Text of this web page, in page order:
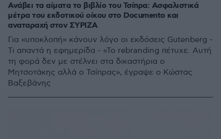
Ανάβει τα αίματα το βιβλίο του Τσίπρα: Ασφαλιστικά
μέτρα του εκδοτικού οίκου στο Documento και
αναταραχή στον ΣΥΡΙΖΑ
Για «υποκλοπή» κάνουν λόγο οι εκδόσεις Gutenberg -
Τι απαντά η εφημερίδα - «Το rebranding πέτυχε. Αυτή
τη φορά δεν με στέλνει στα δικαστήρια ο
Μητσοτάκης αλλά ο Τσίπρας», έγραψε ο Κώστας
Βαξεβάνης